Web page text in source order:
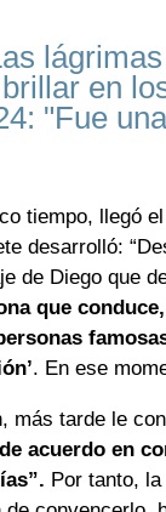
en
"Fue
tiempo, llegó
desarrolló:
de Diego que
que
. En ese
más tarde le
acuerdo en
Por tanto,